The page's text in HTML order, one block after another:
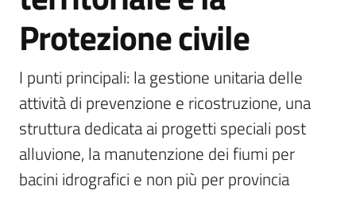
gli
argomenti...
Seguici
su
Protezione civile
I punti principali: la gestione unitaria delle
attività di prevenzione e ricostruzione, una
struttura dedicata ai progetti speciali post
alluvione, la manutenzione dei fiumi per
bacini idrografici e non più per provincia